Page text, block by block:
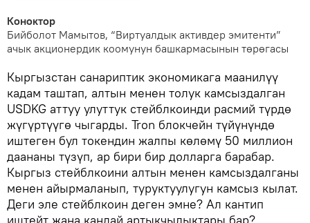
Коноктор
Бийболот Мамытов, “Виртуалдык активдер эмитенти”
ачык акционердик коомунун башкармасынын төрөгасы
Кыргызстан санариптик экономикага маанилүү
кадам таштап, алтын менен толук камсыздалган
USDKG аттуу улуттук стейблкоинди расмий түрдө
жүгүртүүгө чыгарды. Tron блокчейн түйүнүндө
иштеген бул токендин жалпы көлөмү 50 миллион
даананы түзүп, ар бири бир долларга барабар.
Кыргыз стейблкоини алтын менен камсыздалганы
менен айырмаланып, туруктуулугун камсыз кылат.
Деги эле стейблкоин деген эмне? Ал кантип